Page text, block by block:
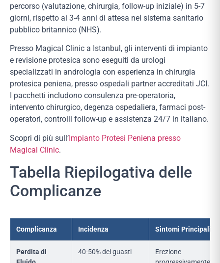
percorso (valutazione, chirurgia, follow-up iniziale) in 5-7
giorni, rispetto ai 3-4 anni di attesa nel sistema sanitario
pubblico britannico (NHS).
Presso Magical Clinic a Istanbul, gli interventi di impianto
e revisione protesica sono eseguiti da urologi
specializzati in andrologia con esperienza in chirurgia
protesica peniena, presso ospedali partner accreditati JCI.
I pacchetti includono consulenza pre-operatoria,
intervento chirurgico, degenza ospedaliera, farmaci post-
operatori, controlli follow-up e assistenza 24/7 in italiano.
Scopri di più sull’Impianto Protesi Peniena presso
Magical Clinic.
Tabella Riepilogativa delle
Complicanze
Complicanza Incidenza Sintomi Principali
Perdita di
40-50% dei guasti
Erezione